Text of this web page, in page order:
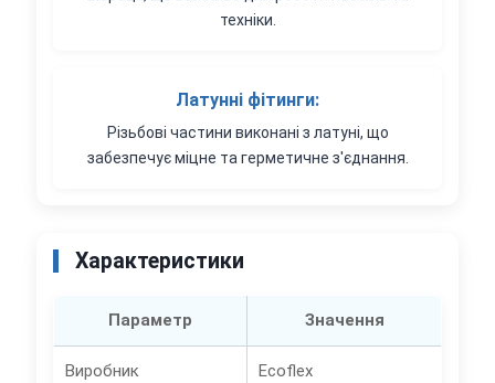
техніки.
Латунні фітинги:
Різьбові частини виконані з латуні, що
забезпечує міцне та герметичне з'єднання.
Характеристики
Параметр Значення
Виробник Ecoflex